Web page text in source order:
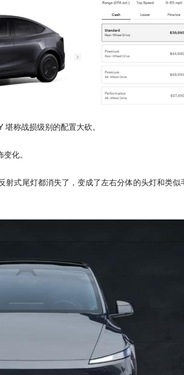
堪称战损级别的配置大砍。
化。
射式尾灯都消失了，变成了左右分体的头灯和类似